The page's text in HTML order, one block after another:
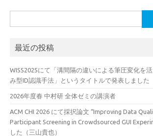
索:
最近の投稿
WISS2025にて「溝間隔の違いによる筆圧変化を
み型ID認識手法」というタイトルで発表しました
2026年度春 中村研 全体ゼミの講演者
ACM CHI 2026 にて採択論文 “Improving Data
Participant Screening in Crowdsourced GUI
した（三山貴也）